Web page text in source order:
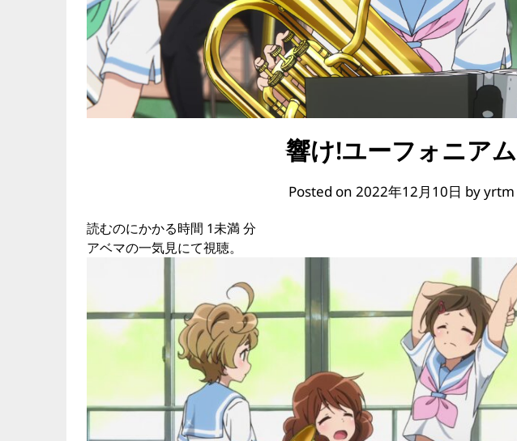
響け!ユーフォニアム
Posted on 2022年12月10日 byyrtm
読むのにかかる時間 1未満分
アベマの一気見にて視聴。